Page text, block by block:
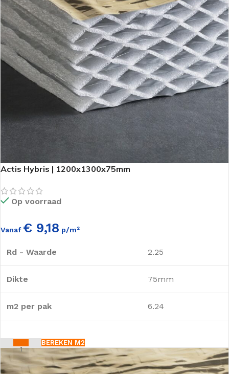
Actis Hybris | 1200x1300x75mm
Op voorraad
Vanaf € 9,18 p/m²
Rd - Waarde 2.25
Dikte 75mm
m2 per pak 6.24
BEREKEN M2